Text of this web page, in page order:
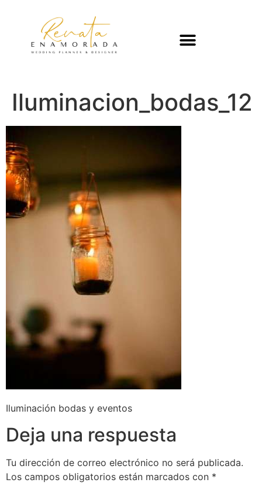
Iluminacion_bodas_12
Iluminación bodas y eventos
Deja una respuesta
Tu dirección de correo electrónico no será publicada.
Los campos obligatorios están marcados con *